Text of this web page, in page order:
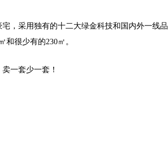
，采用独有的十二大绿金科技和国内外一线品
和很少有的230㎡。
一套少一套！